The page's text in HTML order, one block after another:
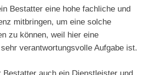
Bestatter eine hohe fachliche und
mitbringen, um eine solche
zu können, weil hier eine
verantwortungsvolle Aufgabe ist.
Bestatter auch ein Dienstleister und